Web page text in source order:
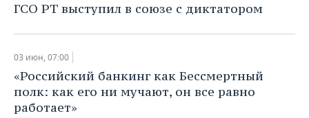
ГСО РТ выступил в союзе с диктатором
03 июн, 07:00
«Российский банкинг как Бессмертный
полк: как его ни мучают, он все равно
работает»